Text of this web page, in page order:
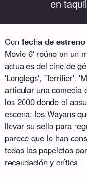
en
Confecha de
Movie 6' reúne en un
actuales del cine de
'Longlegs', 'Terrifier',
articular una comedia
los 2000 donde el
escena: los Wayans
llevar su sello para
parece que lo han
todas las papeletas
recaudación y crítica.